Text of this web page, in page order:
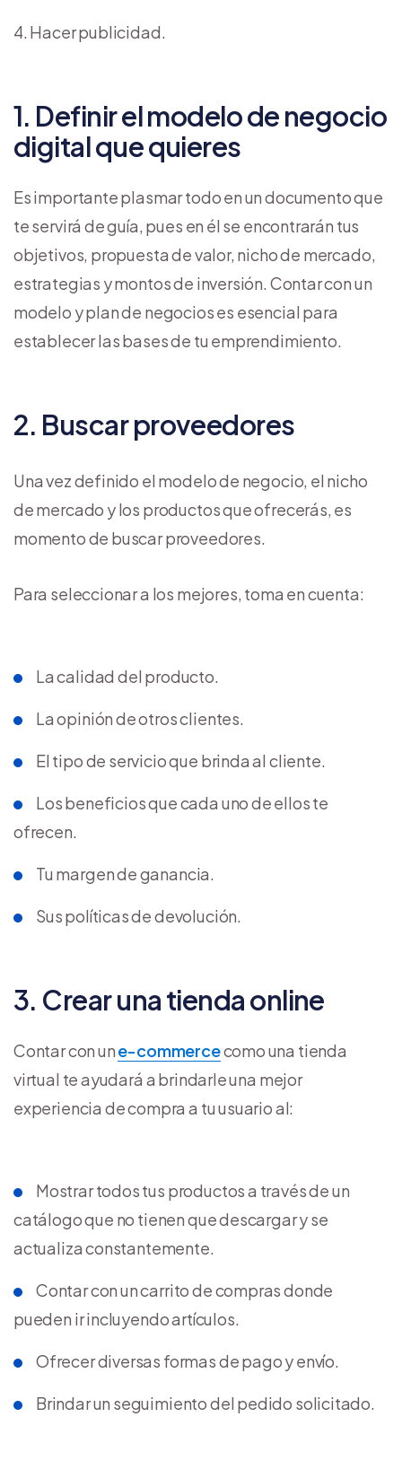
Hacer publicidad.
1. Definir el modelo de negocio
digital que quieres
Es importante plasmar todo en un documento que
te servirá de guía, pues en él se encontrarán tus
objetivos, propuesta de valor, nicho de mercado,
estrategias y montos de inversión. Contar con un
modelo y plan de negocios es esencial para
establecer las bases de tu emprendimiento.
2. Buscar proveedores
Una vez definido el modelo de negocio, el nicho
de mercado y los productos que ofrecerás, es
momento de buscar proveedores.
Para seleccionar a los mejores, toma en cuenta:
La calidad del producto.
La opinión de otros clientes.
El tipo de servicio que brinda al cliente.
Los beneficios que cada uno de ellos te
ofrecen.
Tu margen de ganancia.
Sus políticas de devolución.
3. Crear una tienda online
Contar con une-commercecomo una tienda
virtual te ayudará a brindarle una mejor
experiencia de compra a tu usuario al:
Mostrar todos tus productos a través de un
catálogo que no tienen que descargar y se
actualiza constantemente.
Contar con un carrito de compras donde
pueden ir incluyendo artículos.
Ofrecer diversas formas de pago y envío.
Brindar un seguimiento del pedido solicitado.